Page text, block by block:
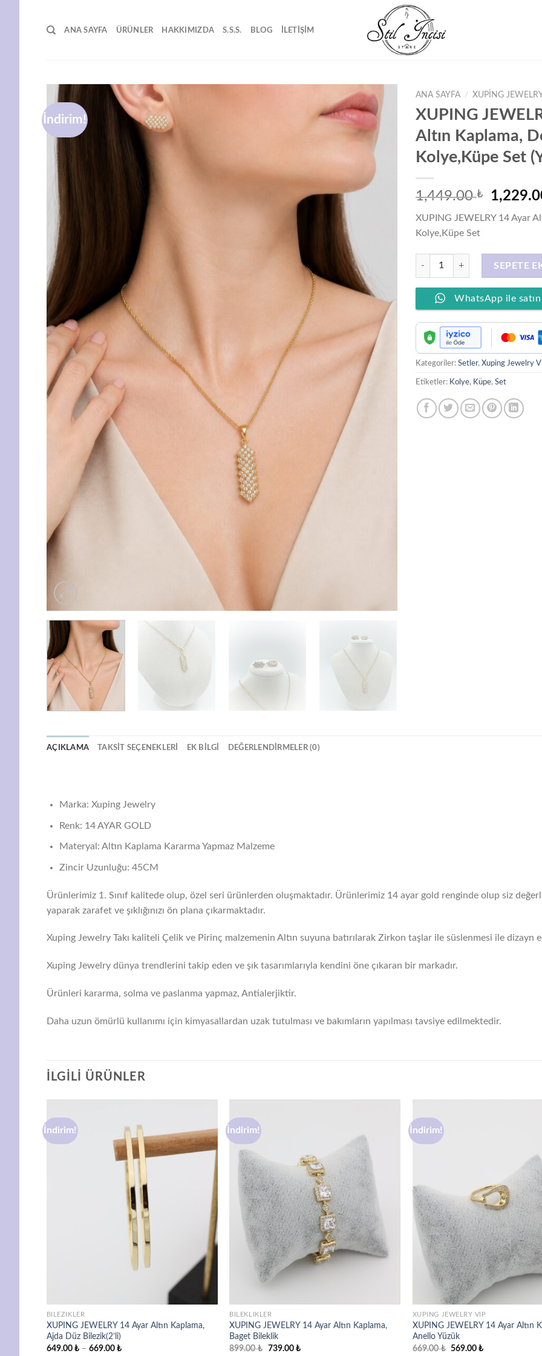
ANA SAYFA ÜRÜNLER HAKKIMIZDA S.S.S. BLOG İLETIŞIM
İndirim!
Favorilere
ekle
ANA SAYFA / XUPING
XUPING
Altın Kaplama,
Kolye,Küpe Set
1,449.00₺
Orijinal
XUPING JEWELRY 14 Ayar
Kolye,Küpe Set
XUPING JEWELRY 14 Ayar
SEPETE
WhatsApp ile satın
Kategoriler: Setler, Xuping Jewelry
Etiketler: Kolye, Küpe, Set
AÇIKLAMA TAKSIT SEÇENEKLERI EK BILGI DEĞERLENDIRMELER (0)
Marka: Xuping Jewelry
Renk: 14 AYAR GOLD
Materyal: Altın Kaplama Kararma Yapmaz Malzeme
Zincir Uzunluğu: 45CM
Ürünlerimiz 1. Sınıf kalitede olup, özel seri ürünlerden oluşmaktadır. Ürünlerimiz 14 ayar gold renginde olup siz
yaparak zarafet ve şıklığınızı ön plana çıkarmaktadır.
Xuping Jewelry Takı kaliteli Çelik ve Pirinç malzemenin Altın suyuna batırılarak Zirkon taşlar ile süslenmesi ile dizayn
Xuping Jewelry dünya trendlerini takip eden ve şık tasarımlarıyla kendini öne çıkaran bir markadır.
Ürünleri kararma, solma ve paslanma yapmaz, Antialerjiktir.
Daha uzun ömürlü kullanımı için kimyasallardan uzak tutulması ve bakımların yapılması tavsiye edilmektedir.
İLGILI ÜRÜNLER
İndirim!
Favorilere
BILEZIKLER
XUPING JEWELRY 14 Ayar Altın Kaplama,
Ajda Düz Bilezik(2’li)
649.00 ₺ – 669.00 ₺Fiyat
İndirim!
Favorilere
BILEKLIKLER
XUPING JEWELRY 14 Ayar Altın Kaplama,
Baget Bileklik
899.00₺ Orijinal
739.00 ₺Şu
İndirim!
XUPING JEWELRY VIP
XUPING JEWELRY 14 Ayar Altın
Anello Yüzük
669.00₺
Orijinal
569.00₺Şu